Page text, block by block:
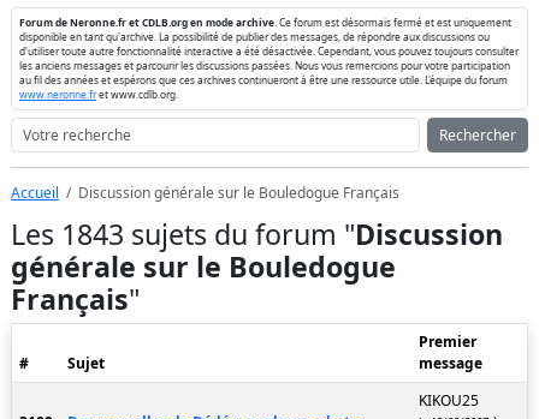
Forum de Neronne.fr et CDLB.org en mode archive . Ce forum est désormais fermé et est uniquement
disponible en tant qu'archive. La possibilité de publier des messages, de répondre aux discussions ou
d'utiliser toute autre fonctionnalité interactive a été désactivée. Cependant, vous pouvez toujours consulter
les anciens messages et parcourir les discussions passées. Nous vous remercions pour votre participation
au fil des années et espérons que ces archives continueront à être une ressource utile. L'équipe du forum
www.neronne.fret www.cdlb.org.
Rechercher
Accueil Discussion générale sur le Bouledogue Français
Les 1843 sujets du forum "Discussion
générale sur le Bouledogue
Français"
# Sujet
Premier
message
KIKOU25